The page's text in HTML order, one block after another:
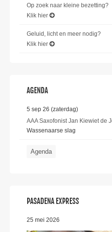
Op zoek naar kleine bezetting?
Klik hier
Geluid, licht en meer nodig?
Klik hier
AGENDA
5 sep 26 (zaterdag)
AAA Saxofonist Jan Kiewiet de
Wassenaarse slag
Agenda
PASADENA EXPRESS
25 mei 2026